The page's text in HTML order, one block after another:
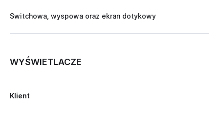
Switchowa, wyspowa oraz ekran dotykowy
WYŚWIETLACZE
Klient